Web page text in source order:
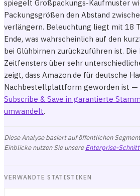
spiegelt Großpackungs-Kaufmuster
Packungsgrößen den Abstand
verlängern. Beleuchtung liegt mit 18
Ende, was wahrscheinlich auf den
bei Glühbirnen zurückzuführen ist. Die
Zeitfensters über sehr
zeigt, dass Amazon.de für deutsche
Nachbestellplattform geworden ist —
Subscribe & Save in garantierte
umwandelt.
Diese Analyse basiert auf öffentlichen
Einblicke nutzen Sie unsereEnterprise-
VERWANDTE STATISTIKEN